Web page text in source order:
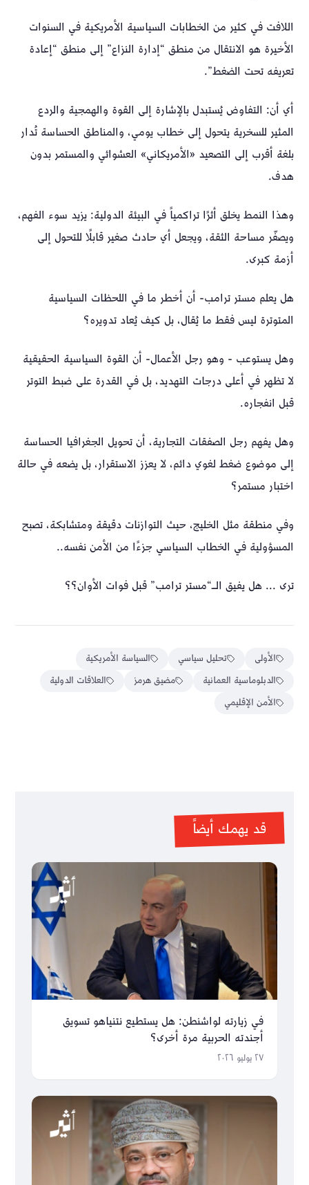
اللافت في كثير من الخطابات السياسية الأمريكية في السنوات
الأخيرة هو الانتقال من منطق “إدارة النزاع” إلى منطق “إعادة
تعريفه تحت الضغط”.
أي أن: التفاوض يُستبدل بالإشارة إلى القوة والهمجية والردع
المثير للسخرية يتحول إلى خطاب يومي، والمناطق الحساسة تُدار
بلغة أقرب إلى التصعيد «الأمريكاني» العشوائي والمستمر بدون
هدف.
وهذا النمط يخلق أثرًا تراكمياً في البيئة الدولية: يزيد سوء الفهم،
ويصفّر مساحة الثقة، ويجعل أي حادث صغير قابلًا للتحول إلى
أزمة كبرى.
هل يعلم مستر ترامب- أن أخطر ما في اللحظات السياسية
المتوترة ليس فقط ما يُقال، بل كيف يُعاد تدويره؟
وهل يستوعب - وهو رجل الأعمال- أن القوة السياسية الحقيقية
لا تظهر في أعلى درجات التهديد، بل في القدرة على ضبط التوتر
قبل انفجاره.
وهل يفهم رجل الصفقات التجارية، أن تحويل الجغرافيا الحساسة
إلى موضوع ضغط لغوي دائم، لا يعزز الاستقرار، بل يضعه في حالة
اختبار مستمر؟
وفي منطقة مثل الخليج، حيث التوازنات دقيقة ومتشابكة، تصبح
المسؤولية في الخطاب السياسي جزءًا من الأمن نفسه..
ترى ... هل يفيق الــ“مستر ترامب” قبل فوات الأوان؟؟
الأولى تحليل سياسي
السياسة الأمريكية
الدبلوماسية العمانية
مضيق هرمز
العلاقات الدولية
الأمن الإقليمي
قد يهمك أيضاً
في زيارته لواشنطن: هل يستطيع نتنياهو تسويق
أجندته الحربية مرة أخرى؟
٢٧ يوليو ٢٠٢٦